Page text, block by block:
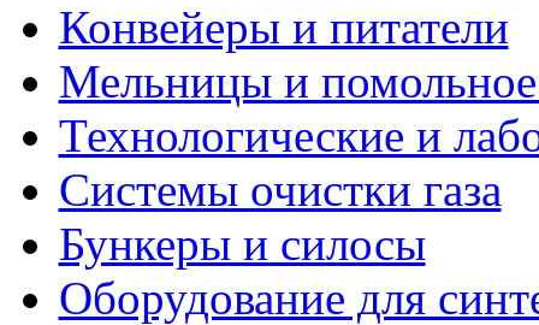
Конвейеры и питатели
Мельницы и помольное
Технологические и
Системы очистки газа
Бункеры и силосы
Оборудование для